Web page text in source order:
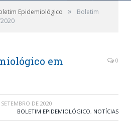
Epidemiológico »
Boletim
em
0
DE 2020
BOLETIM EPIDEMIOLÓGICO, NOTÍCIAS